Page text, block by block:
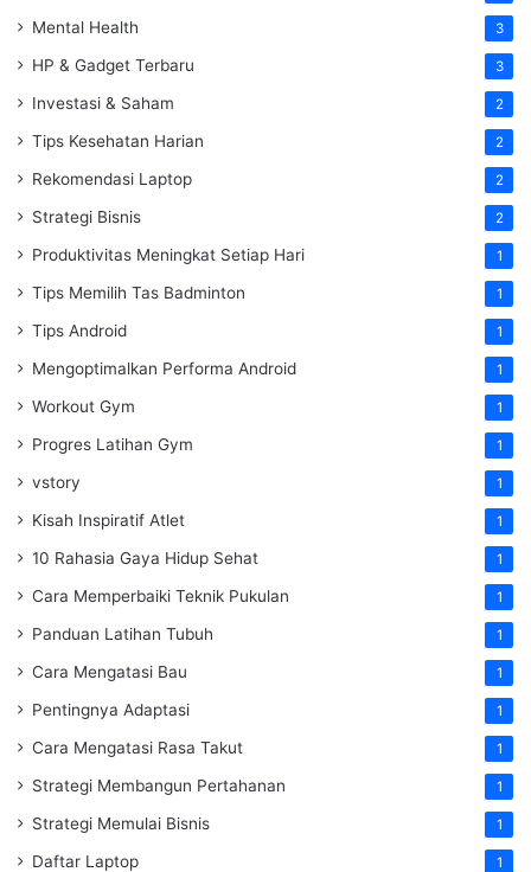
Mental Health 3
HP & Gadget Terbaru 3
Investasi & Saham 2
Tips Kesehatan Harian 2
Rekomendasi Laptop 2
Strategi Bisnis 2
Produktivitas Meningkat Setiap Hari 1
Tips Memilih Tas Badminton 1
Tips Android 1
Mengoptimalkan Performa Android 1
Workout Gym 1
Progres Latihan Gym 1
vstory 1
Kisah Inspiratif Atlet 1
10 Rahasia Gaya Hidup Sehat 1
Cara Memperbaiki Teknik Pukulan 1
Panduan Latihan Tubuh 1
Cara Mengatasi Bau 1
Pentingnya Adaptasi 1
Cara Mengatasi Rasa Takut 1
Strategi Membangun Pertahanan 1
Strategi Memulai Bisnis 1
Daftar Laptop 1